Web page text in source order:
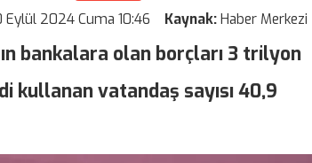
Eylül 2024 Cuma 10:46 Kaynak: Haber Merkezi
bankalara olan borçları 3 trilyon
kullanan vatandaş sayısı 40,9